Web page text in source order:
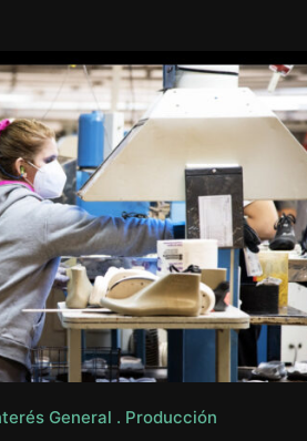
General Producción